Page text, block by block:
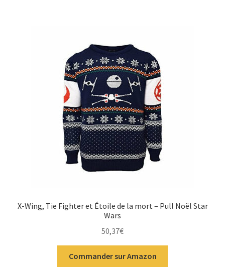
X-Wing, Tie Fighter et Étoile de la mort – Pull Noël Star
Wars
50,37€
Commander sur Amazon